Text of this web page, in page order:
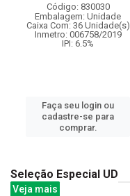
Código: 830030
Embalagem: Unidade
Caixa Com: 36 Unidade(s)
Inmetro: 006758/2019
IPI: 6.5%
Faça seu login ou
cadastre-se para
comprar.
Seleção Especial UD
Veja mais